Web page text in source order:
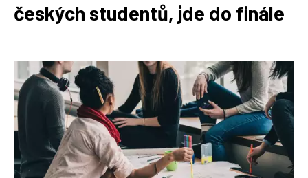
českých studentů, jde do finále